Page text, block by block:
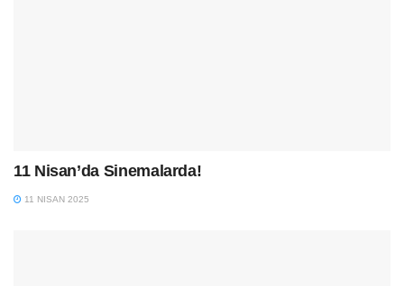
11 Nisan’da Sinemalarda!
11 NISAN 2025